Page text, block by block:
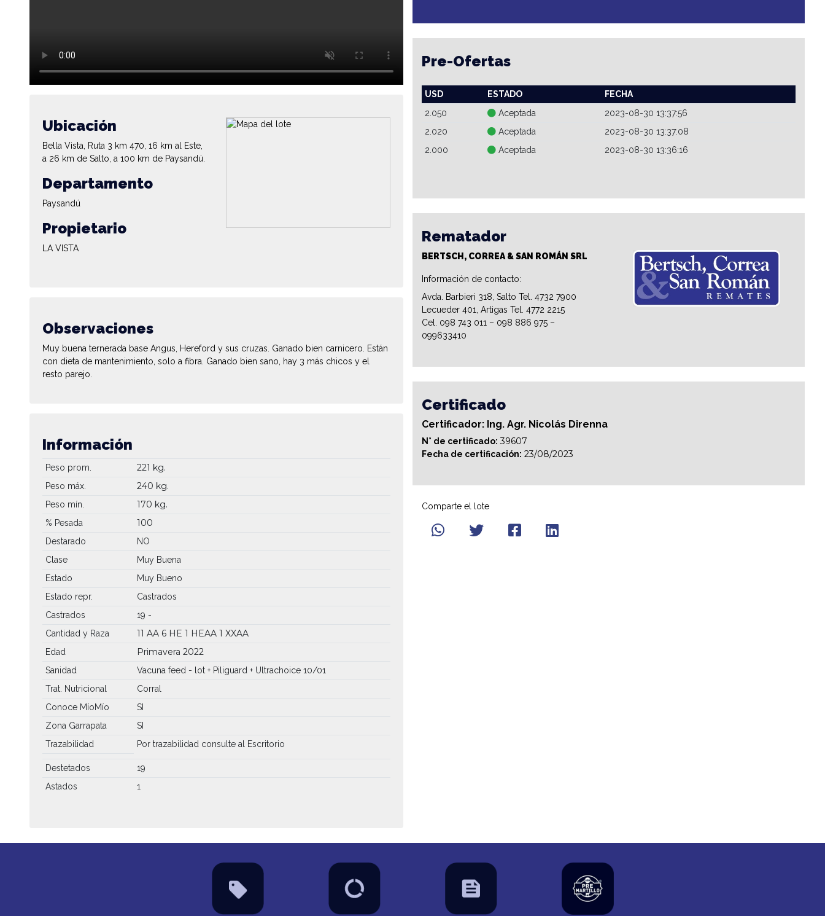
Ubicación
Bella Vista, Ruta 3 km 470, 16 km al Este,
a 26 km de Salto, a 100 km de Paysandú.
Departamento
Paysandú
Propietario
LA VISTA
Observaciones
Muy buena ternerada base Angus, Hereford y sus cruzas. Ganado bien carnicero. Están
con dieta de mantenimiento, solo a fibra. Ganado bien sano, hay 3 más chicos y el
resto parejo.
Información
Peso prom. 221 kg.
Peso máx. 240 kg.
Peso mín. 170 kg.
% Pesada 100
Destarado
NO
Clase
Muy Buena
Estado
Muy Bueno
Estado repr.
Castrados
Castrados
19 -
Cantidad y Raza
11 AA 6 HE 1 HEAA 1 XXAA
Edad Primavera 2022
Sanidad
Vacuna feed - lot + Piliguard + Ultrachoice 10/01
Trat. Nutricional
Corral
Conoce MíoMío
SI
Zona Garrapata
SI
Trazabilidad
Por trazabilidad consulte al Escritorio
Destetados
19
Astados
1
Pre-Ofertas
USD ESTADO
FECHA
2.050
Aceptada
2023-08-30 13:37:56
2.020
Aceptada
2023-08-30 13:37:08
2.000
Aceptada 2023-08-30 13:36:16
Rematador
BERTSCH, CORREA & SAN ROMÁN SRL
Información de contacto:
Avda. Barbieri 318, Salto Tel. 4732 7900
Lecueder 401, Artigas Tel. 4772 2215
Cel. 098 743 011 – 098 886 975 –
099633410
Certificado
Certificador: Ing. Agr. Nicolás Direnna
N° de certificado: 39607
Fecha de certificación: 23/08/2023
Comparte el lote